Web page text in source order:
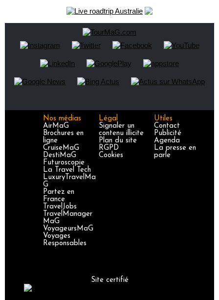
Nos médias
AirMaG
Brochures en
ligne
CruiseMaG
DestiMaG
Futuroscopie
La Travel Tech
LuxuryTravelMa
G
Partez en
France
TravelJobs
TravelManager
MaG
VoyageursMaG
Voyages
Responsables
Légal
Signaler un
contenu illicite
Plan du site
RGPD
Cookies
Utiles
Contact
Publicité
Agenda
La presse en
parle
Site certifié